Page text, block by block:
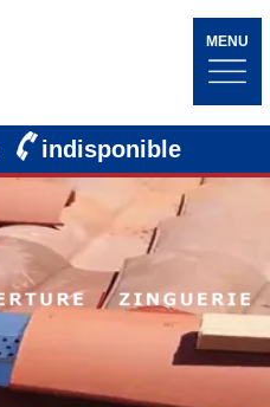
MENU
indisponible